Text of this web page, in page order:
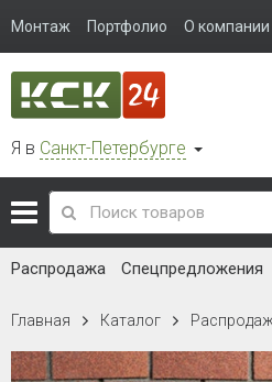
Монтаж Портфолио О компании
Я в Санкт-Петербурге
Распродажа Спецпредложения
Главная Каталог